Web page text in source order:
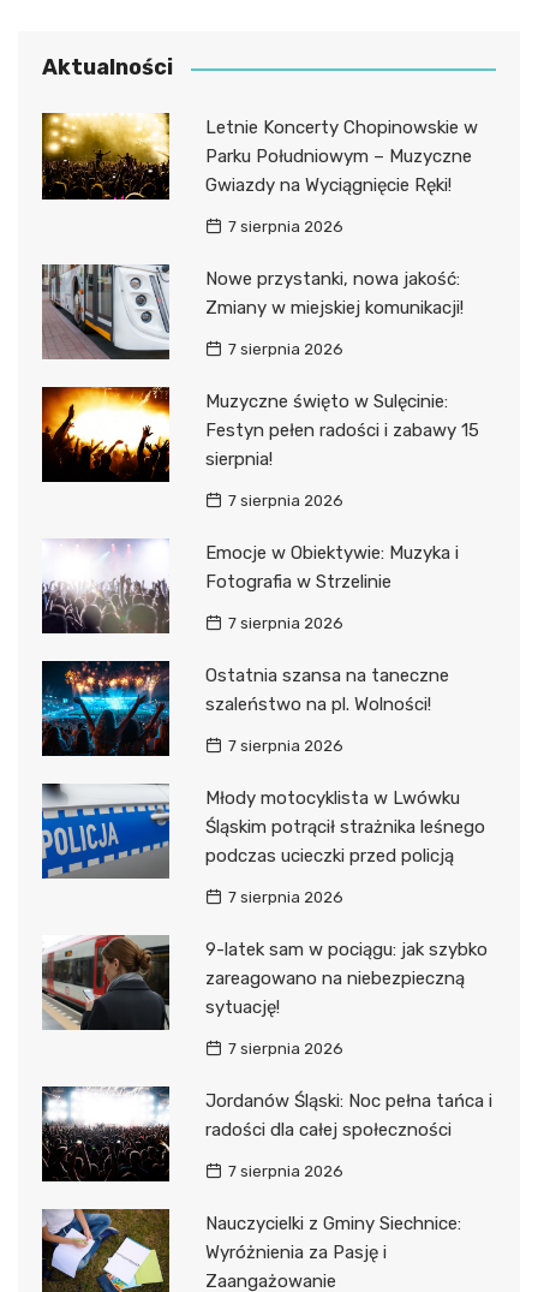
Aktualności
Letnie Koncerty Chopinowskie w
Parku Południowym – Muzyczne
Gwiazdy na Wyciągnięcie Ręki!
7 sierpnia 2026
Nowe przystanki, nowa jakość:
Zmiany w miejskiej komunikacji!
7 sierpnia 2026
Muzyczne święto w Sulęcinie:
Festyn pełen radości i zabawy 15
sierpnia!
7 sierpnia 2026
Emocje w Obiektywie: Muzyka i
Fotografia w Strzelinie
7 sierpnia 2026
Ostatnia szansa na taneczne
szaleństwo na pl. Wolności!
7 sierpnia 2026
Młody motocyklista w Lwówku
Śląskim potrącił strażnika leśnego
podczas ucieczki przed policją
7 sierpnia 2026
9-latek sam w pociągu: jak szybko
zareagowano na niebezpieczną
sytuację!
7 sierpnia 2026
Jordanów Śląski: Noc pełna tańca i
radości dla całej społeczności
7 sierpnia 2026
Nauczycielki z Gminy Siechnice:
Wyróżnienia za Pasję i
Zaangażowanie